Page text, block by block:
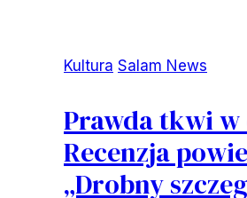
Kultura Salam News
Prawda tkwi w
Recenzja
„Drobny